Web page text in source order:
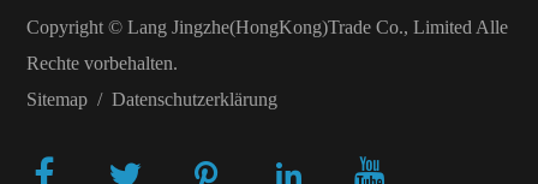
Copyright © Lang Jingzhe(HongKong)Trade Co., LimitedAlle
Rechte vorbehalten.
Sitemap/ Datenschutzerklärung